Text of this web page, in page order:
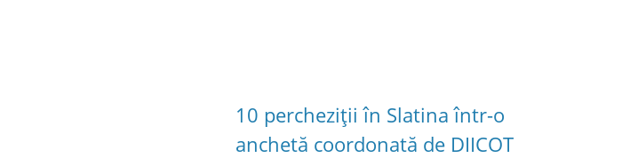
10 percheziții în Slatina într-o
anchetă coordonată de DIICOT